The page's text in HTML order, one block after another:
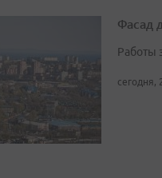
Фасад
Работы
сегодня,